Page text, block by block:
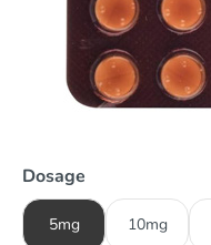
Dosage
5mg 10mg